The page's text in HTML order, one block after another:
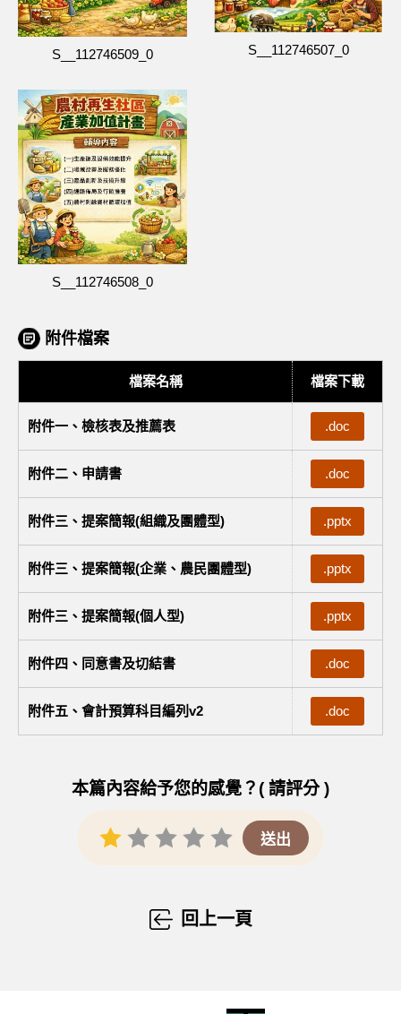
S__112746509_0 S__112746507_0
S__112746508_0
附件檔案
檔案名稱 檔案下載
附件一、檢核表及推薦表 .doc
附件二、申請書 .doc
附件三、提案簡報(組織及團體型) .pptx
附件三、提案簡報(企業、農民團體型) .pptx
附件三、提案簡報(個人型) .pptx
附件四、同意書及切結書 .doc
附件五、會計預算科目編列v2 .doc
本篇內容給予您的感覺？( 請評分 )
回上一頁